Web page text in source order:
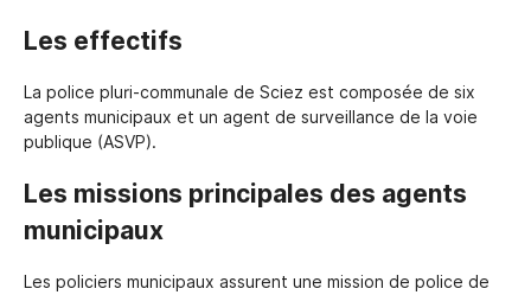
Les effectifs
La police pluri-communale de Sciez est composée de six
agents municipaux et un agent de surveillance de la voie
publique (ASVP).
Les missions principales des agents
municipaux
Les policiers municipaux assurent une mission de police de